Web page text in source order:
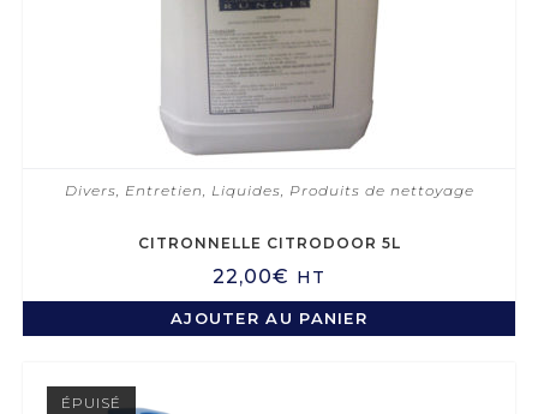
Divers Entretien Liquides Produits de nettoyage
CITRONNELLE CITRODOOR 5L
22,00€ HT
AJOUTER AU PANIER
ÉPUISÉ